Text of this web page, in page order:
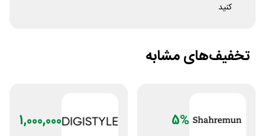
کنید
تخفیف‌های مشابه
5%
1,000,000